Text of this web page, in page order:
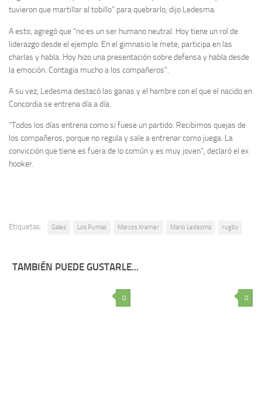
tuvieron que martillar al tobillo” para quebrarlo, dijo Ledesma.
A esto, agregó que “no es un ser humano neutral. Hoy tiene un rol de
liderazgo desde el ejemplo. En el gimnasio le mete, participa en las
charlas y habla. Hoy hizo una presentación sobre defensa y habla desde
la emoción. Contagia mucho a los compañeros”.
A su vez, Ledesma destacó las ganas y el hambre con el que el nacido en
Concordia se entrena día a día.
“Todos los días entrena como si fuese un partido. Recibimos quejas de
los compañeros, porque no regula y sale a entrenar como juega. La
convicción que tiene es fuera de lo común y es muy joven”, declaró el ex
hooker.
Etiquetas: Gales Los Pumas Marcos Kremer Mario Ledesma rugby
TAMBIÉN PUEDE GUSTARLE...
0 0